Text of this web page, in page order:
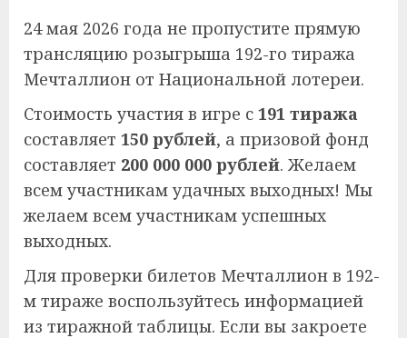
24 мая 2026 года не пропустите прямую
трансляцию розыгрыша 192-го тиража
Мечталлион от Национальной лотереи.
Стоимость участия в игре с 191 тиража
составляет 150 рублей, а призовой фонд
составляет 200 000 000 рублей. Желаем
всем участникам удачных выходных! Мы
желаем всем участникам успешных
выходных.
Для проверки билетов Мечталлион в 192-
м тираже воспользуйтесь информацией
из тиражной таблицы. Если вы закроете